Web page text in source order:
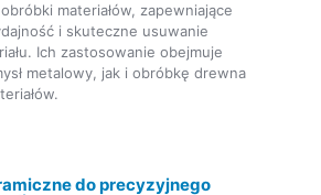
materiałów, zapewniające
i skuteczne usuwanie
Ich zastosowanie obejmuje
metalowy, jak i obróbkę drewna
do precyzyjnego